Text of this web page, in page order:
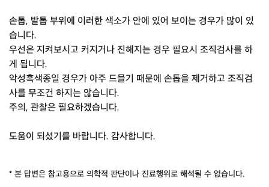
손톱, 발톱 부위에 이러한 색소가 안에 있어 보이는 경우가 많이 있
습니다.
우선은 지켜보시고 커지거나 진해지는 경우 필요시 조직검사를 하
게 됩니다.
악성흑색종일 경우가 아주 드믈기 때문에 손톱을 제거하고 조직검
사를 무조건 하지는 않습니다.
주의, 관찰은 필요하겠습니다.
도움이 되셨기를 바랍니다. 감사합니다.
* 본 답변은 참고용으로 의학적 판단이나 진료행위로 해석될 수 없습니다.